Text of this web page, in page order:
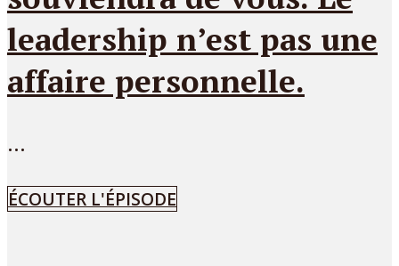
leadership n’est pas une
affaire personnelle.
...
ÉCOUTER L'ÉPISODE